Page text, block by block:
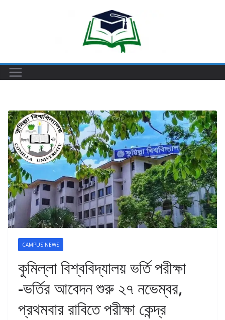
CAMPUS NEWS
কুমিল্লা বিশ্ববিদ্যালয় ভর্তি পরীক্ষা
-ভর্তির আবেদন শুরু ২৭ নভেম্বর,
প্রথমবার রাবিতে পরীক্ষা কেন্দ্র